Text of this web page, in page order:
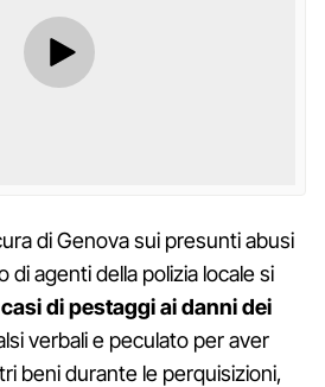
di Genova sui presunti abusi
di agenti della polizia locale si
casi di pestaggi ai danni dei
verbali e peculato per aver
beni durante le perquisizioni,